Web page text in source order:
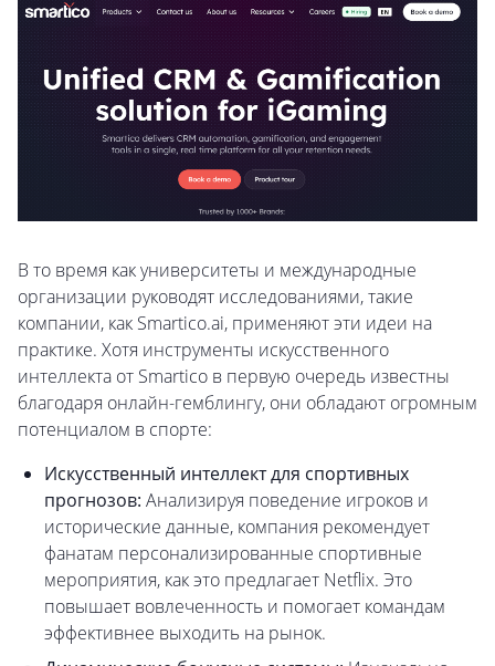
В то время как университеты и международные
организации руководят исследованиями, такие
компании, как Smartico.ai, применяют эти идеи на
практике. Хотя инструменты искусственного
интеллекта от Smartico в первую очередь известны
благодаря онлайн-гемблингу, они обладают огромным
потенциалом в спорте:
Искусственный интеллект для спортивных
прогнозов: Анализируя поведение игроков и
исторические данные, компания рекомендует
фанатам персонализированные спортивные
мероприятия, как это предлагает Netflix. Это
повышает вовлеченность и помогает командам
эффективнее выходить на рынок.